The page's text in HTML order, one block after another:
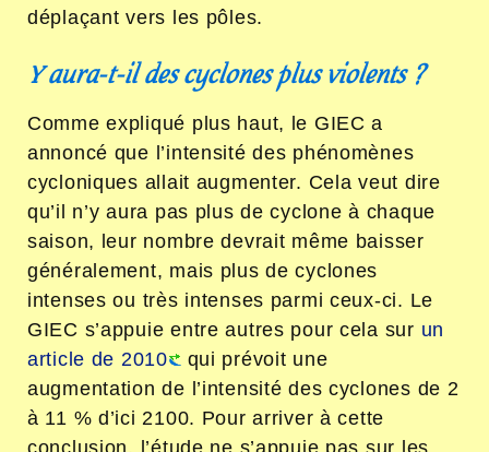
déplaçant vers les pôles.
Y aura-t-il des cyclones plus violents ?
Comme expliqué plus haut, le GIEC a
annoncé que l’intensité des phénomènes
cycloniques allait augmenter. Cela veut dire
qu’il n’y aura pas plus de cyclone à chaque
saison, leur nombre devrait même baisser
généralement, mais plus de cyclones
intenses ou très intenses parmi ceux-ci. Le
GIEC s’appuie entre autres pour cela sur un
article de 2010
qui prévoit une
augmentation de l’intensité des cyclones de 2
à 11 % d’ici 2100. Pour arriver à cette
conclusion, l’étude ne s’appuie pas sur les